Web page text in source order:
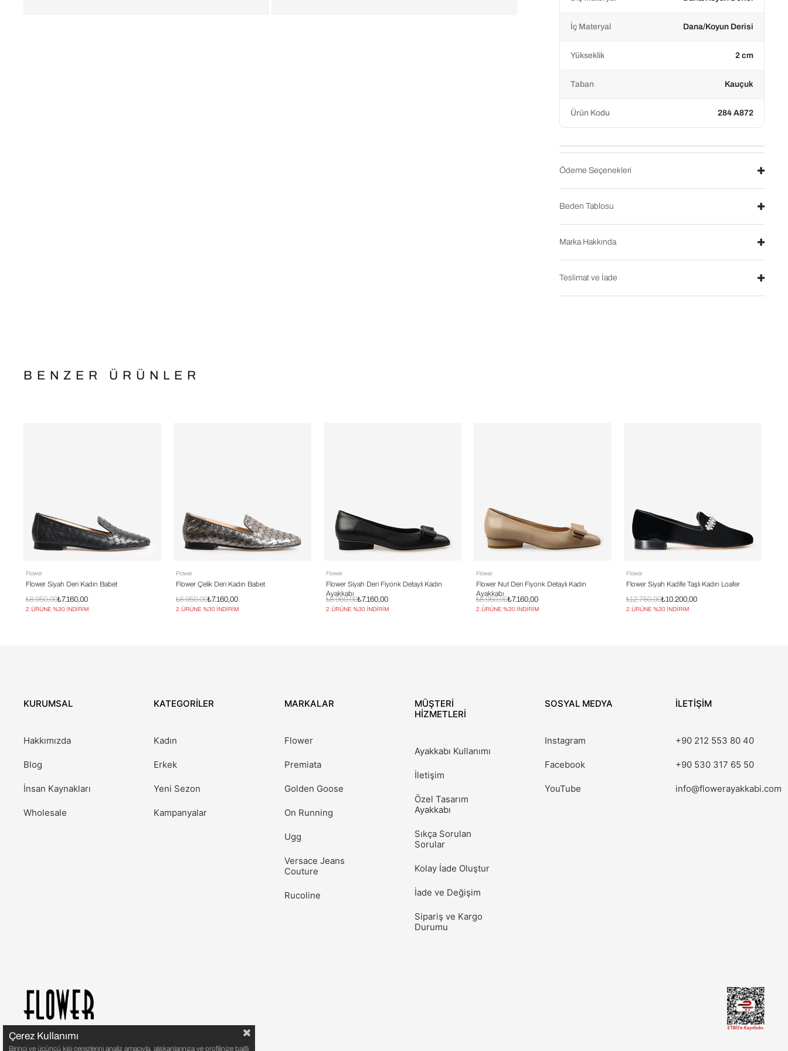
İç Materyal Dana/Koyun Derisi
Yükseklik 2 cm
Taban Kauçuk
Ürün Kodu 284 A872
Ödeme Seçenekleri
Beden Tablosu
Marka Hakkında
Teslimat ve İade
BENZER ÜRÜNLER
Flower
Flower Siyah Deri Kadın Babet
₺7.160,00
₺8.950,00
2.ÜRÜNE %30 İNDİRİM
Flower
Flower Çelik Deri Kadın Babet
₺7.160,00
₺8.950,00
2.ÜRÜNE %30 İNDİRİM
Flower
Flower Siyah Deri Fiyonk Detaylı Kadın
Ayakkabı
₺7.160,00
₺8.950,00
2.ÜRÜNE %30 İNDİRİM
Flower
Flower Nut Deri Fiyonk Detaylı Kadın
Ayakkabı
₺7.160,00
₺8.950,00
2.ÜRÜNE %30 İNDİRİM
Flower
Flower Siyah Kadife Taşlı Kadın Loafer
₺10.200,00
₺12.750,00
2.ÜRÜNE %30 İNDİRİM
KURUMSAL
Hakkımızda
Blog
İnsan Kaynakları
Wholesale
KATEGORİLER
Kadın
Erkek
Yeni Sezon
Kampanyalar
MARKALAR
Flower
Premiata
Golden Goose
On Running
Ugg
Versace Jeans
Couture
Rucoline
MÜŞTERİ
HİZMETLERİ
Ayakkabı Kullanımı
İletişim
Özel Tasarım
Ayakkabı
Sıkça Sorulan
Sorular
Kolay İade Oluştur
İade ve Değişim
Sipariş ve Kargo
Durumu
SOSYAL MEDYA
Instagram
Facebook
YouTube
İLETİŞİM
+90 212 553 80 40
+90 530 317 65 50
info@flowerayakkabi.com
Çerez Kullanımı
Birinci ve üçüncü kişi çerezlerini analiz amacıyla, alışkanlarınıza ve profilinize bağlı